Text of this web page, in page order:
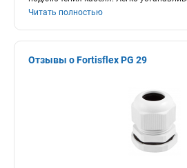
Читать полностью
Отзывы о Fortisflex PG 29